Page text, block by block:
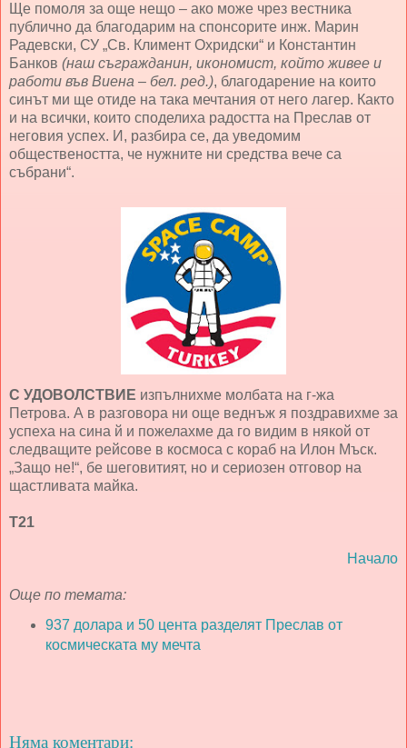
Ще помоля за още нещо – ако може чрез вестника
публично да благодарим на спонсорите инж. Марин
Радевски, СУ „Св. Климент Охридски“ и Константин
Банков (наш съгражданин, икономист, който живее и
работи във Виена – бел. ред.), благодарение на които
синът ми ще отиде на така мечтания от него лагер. Както
и на всички, които споделиха радостта на Преслав от
неговия успех. И, разбира се, да уведомим
обществеността, че нужните ни средства вече са
събрани“.
С УДОВОЛСТВИЕ изпълнихме молбата на г-жа
Петрова. А в разговора ни още веднъж я поздравихме за
успеха на сина й и пожелахме да го видим в някой от
следващите рейсове в космоса с кораб на Илон Мъск.
„Защо не!“, бе шеговитият, но и сериозен отговор на
щастливата майка.
Т21
Начало
Още по темата:
937 долара и 50 цента разделят Преслав от
космическата му мечта
Няма коментари: